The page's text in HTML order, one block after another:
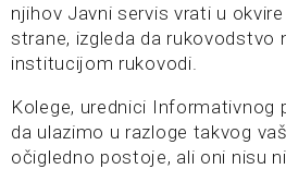
njihov Javni servis vrati u
strane, izgleda da rukovodstvo
institucijom rukovodi.
Kolege, urednici Informativnog
da ulazimo u razloge takvog
očigledno postoje, ali oni nisu